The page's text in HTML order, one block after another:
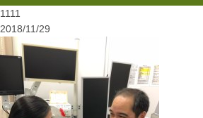
1111
2018/11/29